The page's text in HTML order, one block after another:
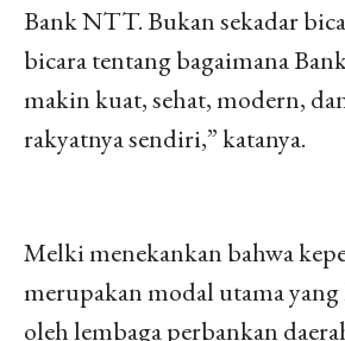
Bank NTT. Bukan sekadar
bicara tentang bagaimana
makin kuat, sehat, modern,
rakyatnya sendiri,” katanya.
Melki menekankan bahwa
merupakan modal utama yang
oleh lembaga perbankan